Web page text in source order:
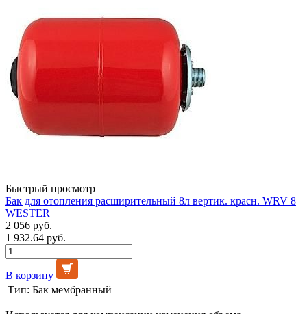
Быстрый просмотр
Бак для отопления расширительный 8л вертик. красн. WRV 8
WESTER
2 056 руб.
1 932.64 руб.
В корзину
Тип: Бак мембранный